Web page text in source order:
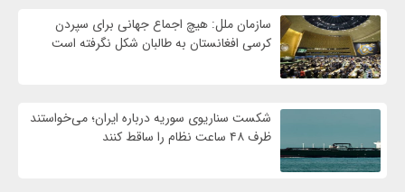
سازمان ملل: هیچ اجماع جهانی برای سپردن
کرسی افغانستان به طالبان شکل نگرفته است
شکست سناریوی سوریه درباره ایران؛ می‌خواستند
ظرف ۴۸ ساعت نظام را ساقط کنند